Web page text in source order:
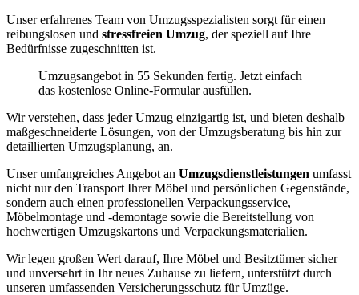
Unser erfahrenes Team von Umzugsspezialisten sorgt für einen
reibungslosen und stressfreien Umzug, der speziell auf Ihre
Bedürfnisse zugeschnitten ist.
Umzugsangebot in 55 Sekunden fertig. Jetzt einfach
das kostenlose Online-Formular ausfüllen.
Wir verstehen, dass jeder Umzug einzigartig ist, und bieten deshalb
maßgeschneiderte Lösungen, von der Umzugsberatung bis hin zur
detaillierten Umzugsplanung, an.
Unser umfangreiches Angebot an Umzugsdienstleistungen umfasst
nicht nur den Transport Ihrer Möbel und persönlichen Gegenstände,
sondern auch einen professionellen Verpackungsservice,
Möbelmontage und -demontage sowie die Bereitstellung von
hochwertigen Umzugskartons und Verpackungsmaterialien.
Wir legen großen Wert darauf, Ihre Möbel und Besitztümer sicher
und unversehrt in Ihr neues Zuhause zu liefern, unterstützt durch
unseren umfassenden Versicherungsschutz für Umzüge.